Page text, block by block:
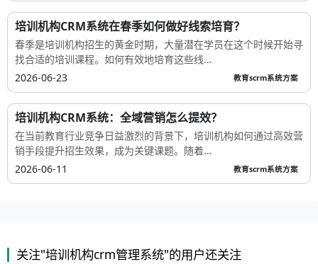
培训机构CRM系统在春季如何做好线索培育？
春季是培训机构招生的黄金时期，大量潜在学员在这个时候开始寻
找合适的培训课程。如何有效地培育这些线...
2026-06-23
教育scrm系统方案
培训机构CRM系统：全域营销怎么提效？
在当前教育行业竞争日益激烈的背景下，培训机构如何通过高效营
销手段提升招生效果，成为关键课题。随着...
2026-06-11
教育scrm系统方案
关注"培训机构crm管理系统"的用户还关注